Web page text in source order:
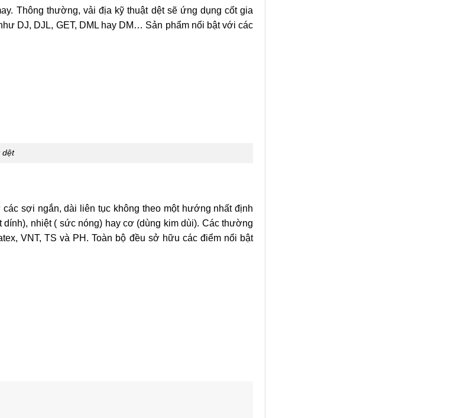
Thông thường, vải địa kỹ thuật dệt sẽ ứng dụng cốt gia
DJ, DJL, GET, DML hay DM… Sản phẩm nổi bật với các
dệt
sợi ngắn, dài liên tục không theo một hướng nhất định
nhiệt ( sức nóng) hay cơ (dùng kim dùi). Các thường
VNT, TS và PH. Toàn bộ đều sở hữu các điểm nổi bật